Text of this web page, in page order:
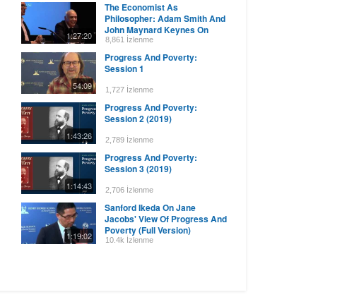
1:27:20
The Economist As
Philosopher: Adam Smith And
John Maynard Keynes On
Human Nature, Social
Progress...
8,861 İzlenme
54:09
Progress And Poverty:
Session 1
1,727 İzlenme
1:43:26
Progress And Poverty:
Session 2 (2019)
2,789 İzlenme
1:14:43
Progress And Poverty:
Session 3 (2019)
2,706 İzlenme
1:19:02
Sanford Ikeda On Jane
Jacobs' View Of Progress And
Poverty (Full Version)
10.4k İzlenme